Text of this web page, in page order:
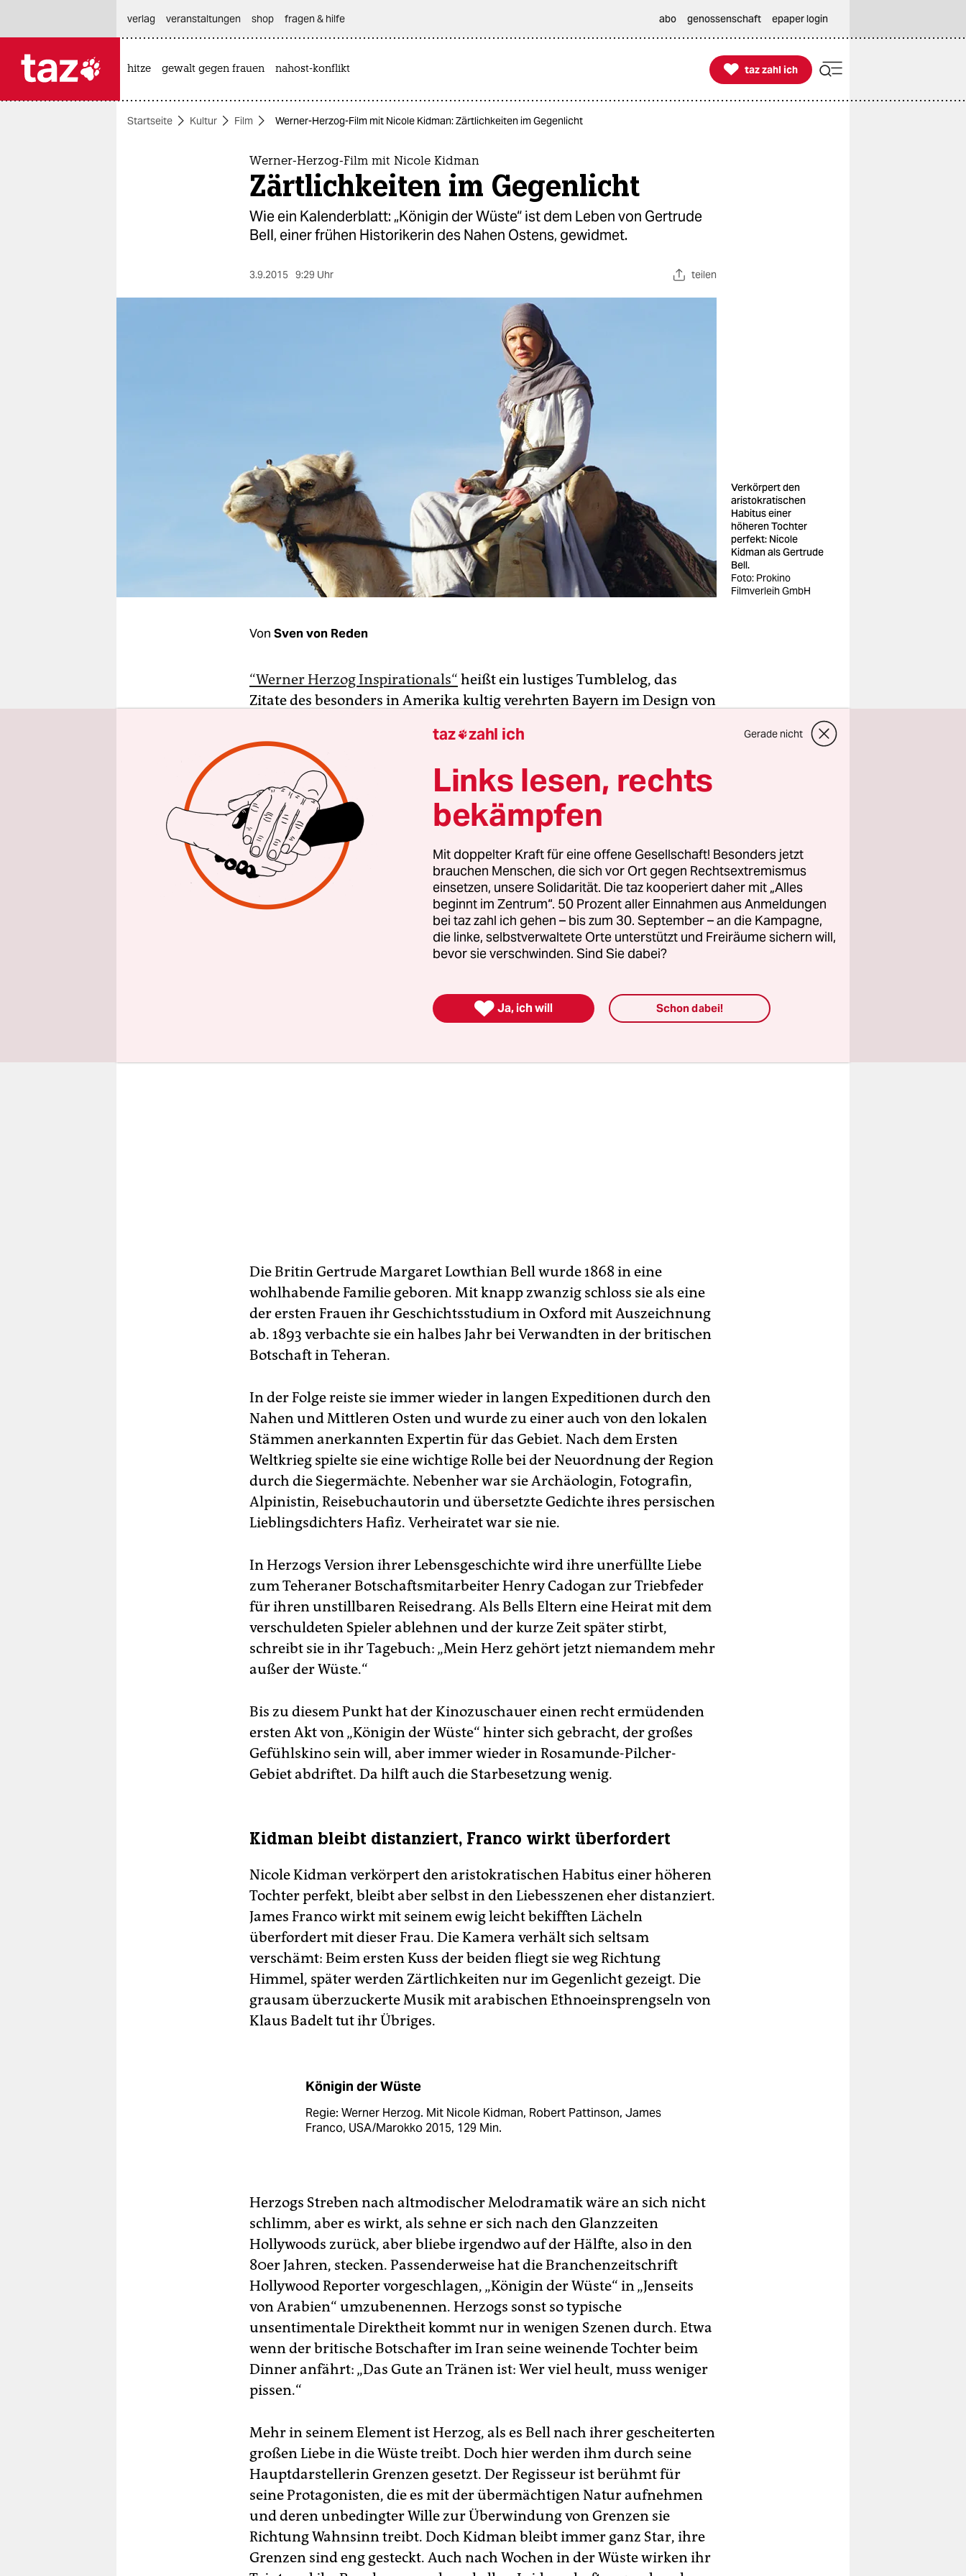
themen
verlag
veranstaltungen shop fragen & hilfe abo genossenschaft epaper login
hitze gewalt gegen frauen nahost-konflikt 
taz zahl ich
taz zahl ich
Startseite Kultur Film Werner-Herzog-Film mit Nicole Kidman: Zärtlichkeiten im Gegenlicht
Werner-Herzog-Film mit Nicole Kidman
Zärtlichkeiten im Gegenlicht
Wie ein Kalenderblatt: „Königin der Wüste“ ist dem Leben von Gertrude
Bell, einer frühen Historikerin des Nahen Ostens, gewidmet.
3.9.2015 9:29 Uhr teilen
Verkörpert den
aristokratischen
Habitus einer
höheren Tochter
perfekt: Nicole
Kidman als Gertrude
Bell.
Foto: Prokino
Filmverleih GmbH
Von Sven von Reden
“Werner Herzog Inspirationals“ heißt ein lustiges Tumblelog, das
Zitate des besonders in Amerika kultig verehrten Bayern im Design von
in einer Sektflöte spiegelnden Sonnenuntergangs am Meer steht dann
etwa dezent: „Die Zivilisation ist wie eine dünne Eisschicht auf einem
tiefen Ozean voller Chaos und Dunkelheit.“
„Königin der Wüste“ erinnert an so ein Kalenderblatt: Wenn man nicht
genau hinguckt, läuft man – besonders in der ersten Hälfte des Films –
Gefahr, vor lauter Kitsch die typischen Herzog’schen Deftigkeiten zu
übersehen. Es liegt nahe, diesen Befund mit einer Neuerung im Werk
des Filmemachers, der am Samstag seinen 73. Geburtstag feiert, in
Verbindung zu bringen: Im Mittelpunkt seines 18. Spielfilms steht
erstmals eine Frau. Deren Lebensgeschichte scheint allerdings wie für
Die Britin Gertrude Margaret Lowthian Bell wurde 1868 in eine
wohlhabende Familie geboren. Mit knapp zwanzig schloss sie als eine
der ersten Frauen ihr Geschichtsstudium in Oxford mit Auszeichnung
ab. 1893 verbachte sie ein halbes Jahr bei Verwandten in der britischen
Botschaft in Teheran.
In der Folge reiste sie immer wieder in langen Expeditionen durch den
Nahen und Mittleren Osten und wurde zu einer auch von den lokalen
Stämmen anerkannten Expertin für das Gebiet. Nach dem Ersten
Weltkrieg spielte sie eine wichtige Rolle bei der Neuordnung der Region
durch die Siegermächte. Nebenher war sie Archäologin, Fotografin,
Alpinistin, Reisebuchautorin und übersetzte Gedichte ihres persischen
Lieblingsdichters Hafiz. Verheiratet war sie nie.
In Herzogs Version ihrer Lebensgeschichte wird ihre unerfüllte Liebe
zum Teheraner Botschaftsmitarbeiter Henry Cadogan zur Triebfeder
für ihren unstillbaren Reisedrang. Als Bells Eltern eine Heirat mit dem
verschuldeten Spieler ablehnen und der kurze Zeit später stirbt,
schreibt sie in ihr Tagebuch: „Mein Herz gehört jetzt niemandem mehr
außer der Wüste.“
Bis zu diesem Punkt hat der Kinozuschauer einen recht ermüdenden
ersten Akt von „Königin der Wüste“ hinter sich gebracht, der großes
Gefühlskino sein will, aber immer wieder in Rosamunde-Pilcher-
Gebiet abdriftet. Da hilft auch die Starbesetzung wenig.
Kidman bleibt distanziert, Franco wirkt überfordert
Nicole Kidman verkörpert den aristokratischen Habitus einer höheren
Tochter perfekt, bleibt aber selbst in den Liebesszenen eher distanziert.
James Franco wirkt mit seinem ewig leicht bekifften Lächeln
überfordert mit dieser Frau. Die Kamera verhält sich seltsam
verschämt: Beim ersten Kuss der beiden fliegt sie weg Richtung
Himmel, später werden Zärtlichkeiten nur im Gegenlicht gezeigt. Die
grausam überzuckerte Musik mit arabischen Ethnoeinsprengseln von
Klaus Badelt tut ihr Übriges.
Königin der Wüste
Regie: Werner Herzog. Mit Nicole Kidman, Robert Pattinson, James
Franco, USA/Marokko 2015, 129 Min.
Herzogs Streben nach altmodischer Melodramatik wäre an sich nicht
schlimm, aber es wirkt, als sehne er sich nach den Glanzzeiten
Hollywoods zurück, aber bliebe irgendwo auf der Hälfte, also in den
80er Jahren, stecken. Passenderweise hat die Branchenzeitschrift
Hollywood Reporter vorgeschlagen, „Königin der Wüste“ in „Jenseits
von Arabien“ umzubenennen. Herzogs sonst so typische
unsentimentale Direktheit kommt nur in wenigen Szenen durch. Etwa
wenn der britische Botschafter im Iran seine weinende Tochter beim
Dinner anfährt: „Das Gute an Tränen ist: Wer viel heult, muss weniger
pissen.“
Mehr in seinem Element ist Herzog, als es Bell nach ihrer gescheiterten
großen Liebe in die Wüste treibt. Doch hier werden ihm durch seine
Hauptdarstellerin Grenzen gesetzt. Der Regisseur ist berühmt für
seine Protagonisten, die es mit der übermächtigen Natur aufnehmen
und deren unbedingter Wille zur Überwindung von Grenzen sie
Richtung Wahnsinn treibt. Doch Kidman bleibt immer ganz Star, ihre
Grenzen sind eng gesteckt. Auch nach Wochen in der Wüste wirken ihr
taz zahl ich Gerade nicht
Links lesen, rechts
bekämpfen
Mit doppelter Kraft für eine offene Gesellschaft! Besonders jetzt
brauchen Menschen, die sich vor Ort gegen Rechtsextremismus
einsetzen, unsere Solidarität. Die taz kooperiert daher mit „Alles
beginnt im Zentrum“. 50 Prozent aller Einnahmen aus Anmeldungen
bei taz zahl ich gehen – bis zum 30. September – an die Kampagne,
die linke, selbstverwaltete Orte unterstützt und Freiräume sichern will,
bevor sie verschwinden. Sind Sie dabei?
 Ja, ich will Schon dabei!